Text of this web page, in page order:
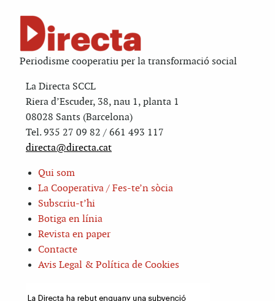
Periodisme cooperatiu per la transformació social
La Directa SCCL
Riera d’Escuder, 38, nau 1, planta 1
08028 Sants (Barcelona)
Tel. 935 27 09 82 / 661 493 117
directa@directa.cat
Qui som
La Cooperativa / Fes-te’n sòcia
Subscriu-t’hi
Botiga en línia
Revista en paper
Contacte
Avis Legal & Política de Cookies